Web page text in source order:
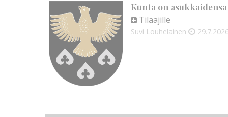
Kunta on
Tilaajille
Suvi Louhelainen